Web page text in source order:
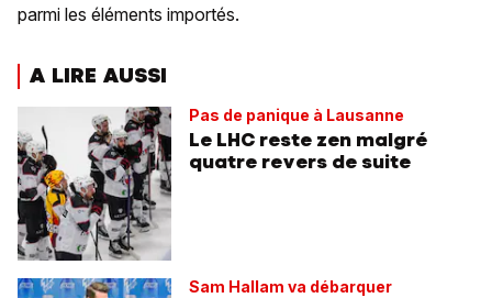
parmi les éléments importés.
A LIRE AUSSI
Pas de panique à Lausanne
Le LHC reste zen malgré
quatre revers de suite
Sam Hallam va débarquer